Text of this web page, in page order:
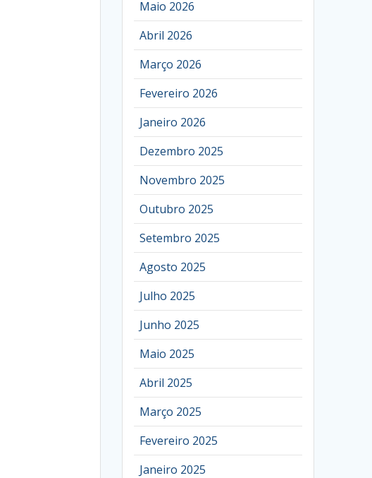
Maio 2026
Abril 2026
Março 2026
Fevereiro 2026
Janeiro 2026
Dezembro 2025
Novembro 2025
Outubro 2025
Setembro 2025
Agosto 2025
Julho 2025
Junho 2025
Maio 2025
Abril 2025
Março 2025
Fevereiro 2025
Janeiro 2025